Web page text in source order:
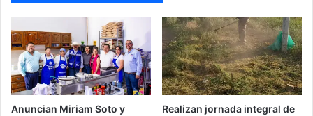
Anuncian Miriam Soto y
Realizan jornada integral de